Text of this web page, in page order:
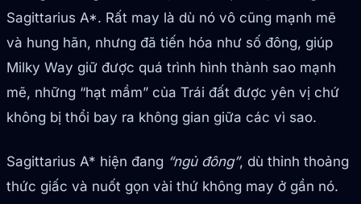
Sagittarius A*. Rất may là dù nó vô cũng mạnh mẽ
và hung hãn, nhưng đã tiến hóa như số đông, giúp
Milky Way giữ được quá trình hình thành sao mạnh
mẽ, những “hạt mầm” của Trái đất được yên vị chứ
không bị thổi bay ra không gian giữa các vì sao.
Sagittarius A* hiện đang “ngủ đông”, dù thỉnh thoảng
thức giấc và nuốt gọn vài thứ không may ở gần nó.